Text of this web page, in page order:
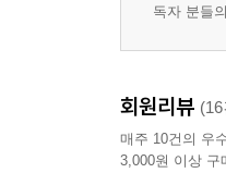
제6장. 성경
제7장. 지혜를
제9장. 어떻게
제10장. 모르
제11장. 모르
독자 분들
회원리뷰
매주 10건의 우
3,000원 이상 구